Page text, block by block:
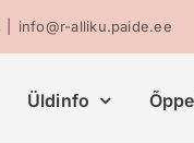
info@r-alliku.paide.ee
Üldinfo